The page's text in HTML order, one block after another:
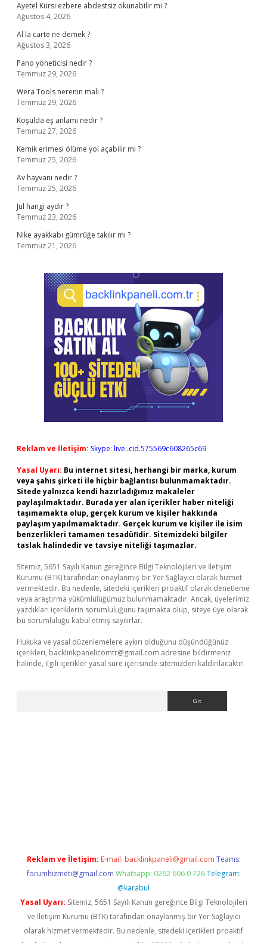
Ayetel Kürsi ezbere abdestsiz okunabilir mi ?
Ağustos 4, 2026
Al la carte ne demek ?
Ağustos 3, 2026
Pano yöneticisi nedir ?
Temmuz 29, 2026
Wera Tools nerenin malı ?
Temmuz 29, 2026
Koşulda eş anlamı nedir ?
Temmuz 27, 2026
Kemik erimesi ölüme yol açabilir mi ?
Temmuz 25, 2026
Av hayvanı nedir ?
Temmuz 25, 2026
Jul hangi aydır ?
Temmuz 23, 2026
Nike ayakkabı gümrüğe takılır mı ?
Temmuz 21, 2026
Reklam ve İletişim: Skype: live:.cid.575569c608265c69
Yasal Uyarı: Bu internet sitesi, herhangi bir marka, kurum
veya şahıs şirketi ile hiçbir bağlantısı bulunmamaktadır.
Sitede yalnızca kendi hazırladığımız makaleler
paylaşılmaktadır. Burada yer alan içerikler haber niteliği
taşımamakta olup, gerçek kurum ve kişiler hakkında
paylaşım yapılmamaktadır. Gerçek kurum ve kişiler ile isim
benzerlikleri tamamen tesadüfidir. Sitemizdeki bilgiler
taslak halindedir ve tavsiye niteliği taşımazlar.
Sitemiz, 5651 Sayılı Kanun gereğince Bilgi Teknolojileri ve İletişim
Kurumu (BTK) tarafından onaylanmış bir Yer Sağlayıcı olarak hizmet
vermektedir. Bu nedenle, sitedeki içerikleri proaktif olarak denetleme
veya araştırma yükümlülüğümüz bulunmamaktadır. Ancak, üyelerimiz
yazdıkları içeriklerin sorumluluğunu taşımakta olup, siteye üye olarak
bu sorumluluğu kabul etmiş sayılırlar.
Hukuka ve yasal düzenlemelere aykırı olduğunu düşündüğünüz
içerikleri, backlinkpanelicomtr@gmail.com adresine bildirmeniz
halinde, ilgili içerikler yasal süre içerisinde sitemizden kaldırılacaktır.
Reklam ve İletişim: E-mail: backlinkpaneli@gmail.com Teams:
forumhizmeti@gmail.com Whatsapp: 0262 606 0 726 Telegram:
@karabul
Yasal Uyarı: Sitemiz, 5651 Sayılı Kanun gereğince Bilgi Teknolojileri
ve İletişim Kurumu (BTK) tarafından onaylanmış bir Yer Sağlayıcı
olarak hizmet vermektedir. Bu nedenle, sitedeki içerikleri proaktif